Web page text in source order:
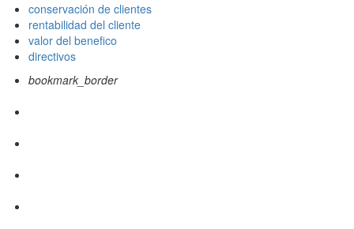
conservación de clientes
rentabilidad del cliente
valor del benefico
directivos
bookmark_border